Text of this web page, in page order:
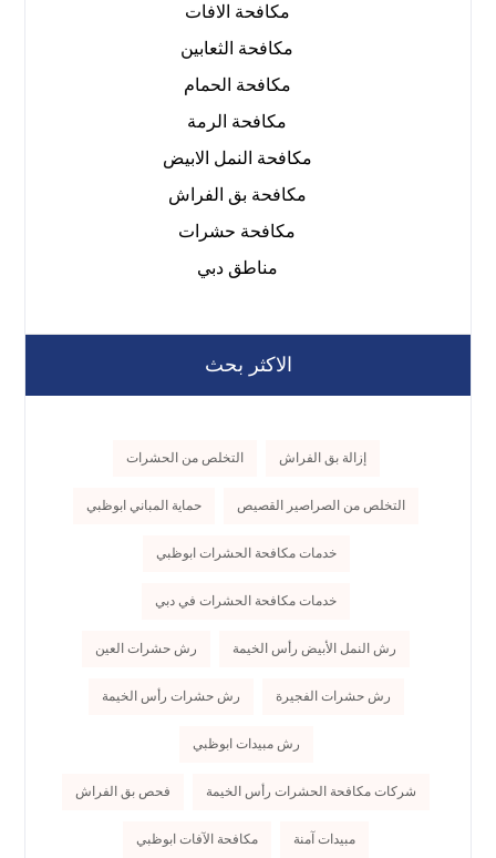
مكافحة الافات
مكافحة الثعابين
مكافحة الحمام
مكافحة الرمة
مكافحة النمل الابيض
مكافحة بق الفراش
مكافحة حشرات
مناطق دبي
الاكثر بحث
إزالة بق الفراش التخلص من الحشرات
التخلص من الصراصير القصيص حماية المباني ابوظبي
خدمات مكافحة الحشرات ابوظبي
خدمات مكافحة الحشرات في دبي
رش النمل الأبيض رأس الخيمة رش حشرات العين
رش حشرات الفجيرة رش حشرات رأس الخيمة
رش مبيدات ابوظبي
شركات مكافحة الحشرات رأس الخيمة فحص بق الفراش
مبيدات آمنة مكافحة الآفات ابوظبي